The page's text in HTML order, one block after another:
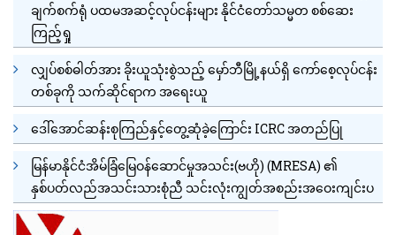
ချက်စက်ရုံ ပထမအဆင့်လုပ်ငန်းများ နိုင်ငံတော်သမ္မတ စစ်ဆေး
ကြည့်ရှု
လျှပ်စစ်ဓါတ်အား ခိုးယူသုံးစွဲသည့် မှော်ဘီမြို့နယ်ရှိ ကော်စေ့လုပ်ငန်း
တစ်ခုကို သက်ဆိုင်ရာက အရေးယူ
ဒေါ်အောင်ဆန်းစုကြည်နှင့်တွေ့ဆုံခဲ့ကြောင်း ICRC အတည်ပြု
မြန်မာနိုင်ငံအိမ်ခြံမြေဝန်ဆောင်မှုအသင်း(ဗဟို) (MRESA) ၏
နှစ်ပတ်လည်အသင်းသားစုံညီ သင်းလုံးကျွတ်အစည်းအဝေးကျင်းပ